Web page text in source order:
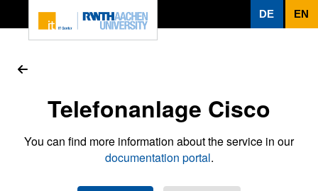
DE EN
Telefonanlage Cisco
You can find more information about the service in our
documentation portal.